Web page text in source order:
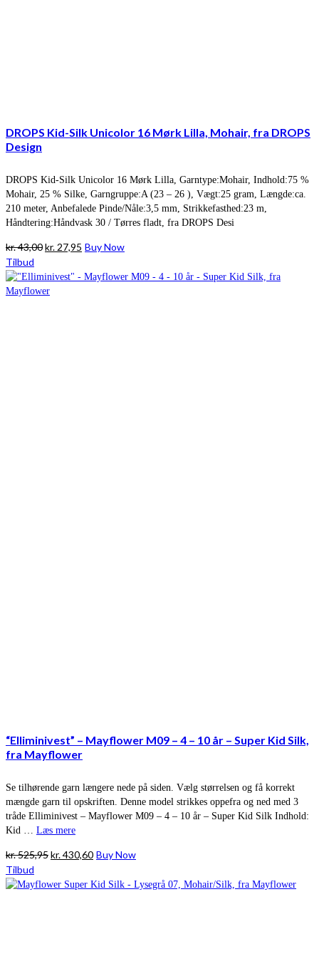
DROPS Kid-Silk Unicolor 16 Mørk Lilla, Mohair, fra DROPS
Design
DROPS Kid-Silk Unicolor 16 Mørk Lilla, Garntype:Mohair, Indhold:75 %
Mohair, 25 % Silke, Garngruppe:A (23 – 26 ), Vægt:25 gram, Længde:ca.
210 meter, Anbefalede Pinde/Nåle:3,5 mm, Strikkefasthed:23 m,
Håndtering:Håndvask 30 / Tørres fladt, fra DROPS Desi
kr.43,00Den
pris
var:
kr. 27,95 Den
pris
Buy Now
Tilbud
“Elliminivest” – Mayflower M09 – 4 – 10 år – Super Kid Silk,
fra Mayflower
Se tilhørende garn længere nede på siden. Vælg størrelsen og få korrekt
mængde garn til opskriften. Denne model strikkes oppefra og ned med 3
tråde Elliminivest – Mayflower M09 – 4 – 10 år – Super Kid Silk Indhold:
Kid … Læs mere
kr.525,95Den
pris
kr.430,60Den
pris
Buy Now
Tilbud